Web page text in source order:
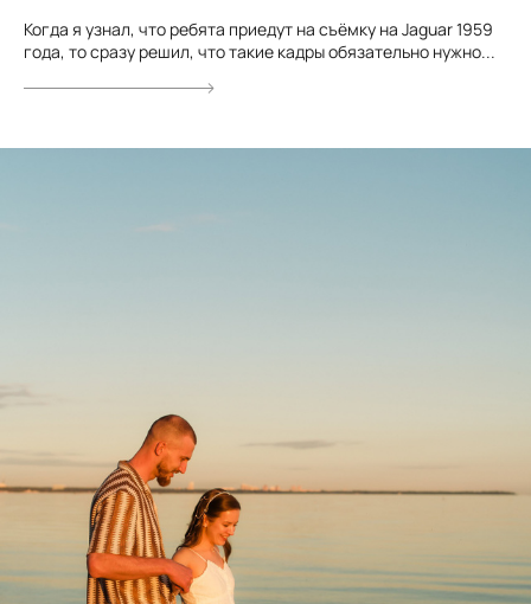
Когда я узнал, что ребята приедут на съёмку на Jaguar 1959
года, то сразу решил, что такие кадры обязательно нужно...